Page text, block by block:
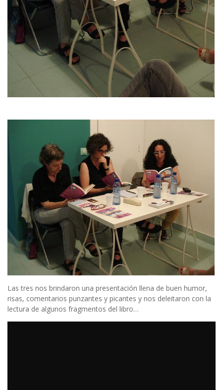
Las tres nos brindaron una presentación llena de buen humor,
risas, comentarios punzantes y picantes y nos deleitaron con la
lectura de algunos fragmentos del libro…